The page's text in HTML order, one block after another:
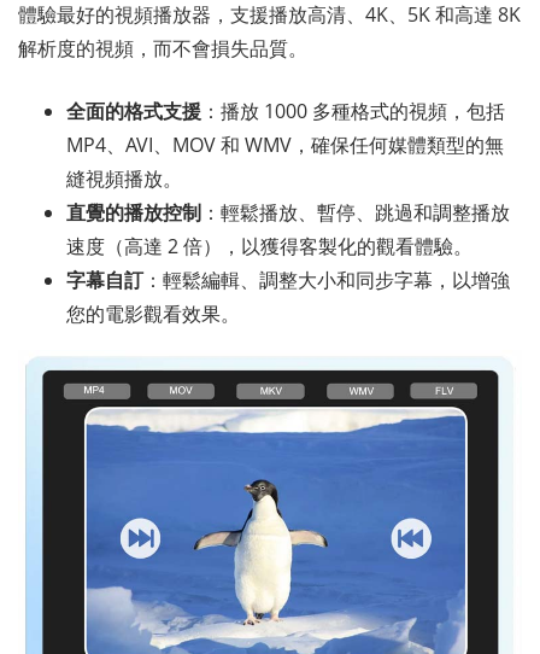
體驗最好的視頻播放器，支援播放高清、4K、5K 和高達 8K
解析度的視頻，而不會損失品質。
全面的格式支援 ：播放 1000 多種格式的視頻，包括
MP4、AVI、MOV 和 WMV，確保任何媒體類型的無
縫視頻播放。
直覺的播放控制 ：輕鬆播放、暫停、跳過和調整播放
速度（高達 2 倍），以獲得客製化的觀看體驗。
字幕自訂：輕鬆編輯、調整大小和同步字幕，以增強
您的電影觀看效果。